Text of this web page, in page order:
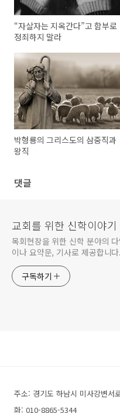
“자살자는 지옥간다”고 함부로
정죄하지 말라
박형룡의 그리스도의 삼중직과
왕직
댓글
교회를 위한 신학이야
목회현장을 위한 신학 분야의
이나 요약문, 기사로 제공합니다.
구독하기
주소: 경기도 하남시 미사강변
화: 010-8865-5344